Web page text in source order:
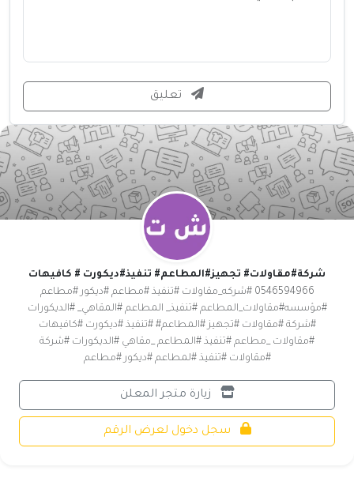
تعليق
شركة#مقاولات# تجهيز#المطاعم# تنفيذ#ديكورت # كافيهات
0546594966 #شركه_مقاولات #تنفيذ #مطاعم #ديكور #مطاعم
#مؤسسه#مقاولات_المطاعم #تنفيذ_ المطاعم #المقاهي_ #الديكورات
#شركة #مقاولات #تجهيز #المطاعم# #تنفيذ #ديكورت #كافيهات
#مقاولات _مطاعم #تنفيذ #المطاعم _مقاهي #الديكورات #شركة
#مقاولات #تنفيذ #لمطاعم #ديكور #مطاعم
زيارة متجر المعلن
سجل دخول لعرض الرقم